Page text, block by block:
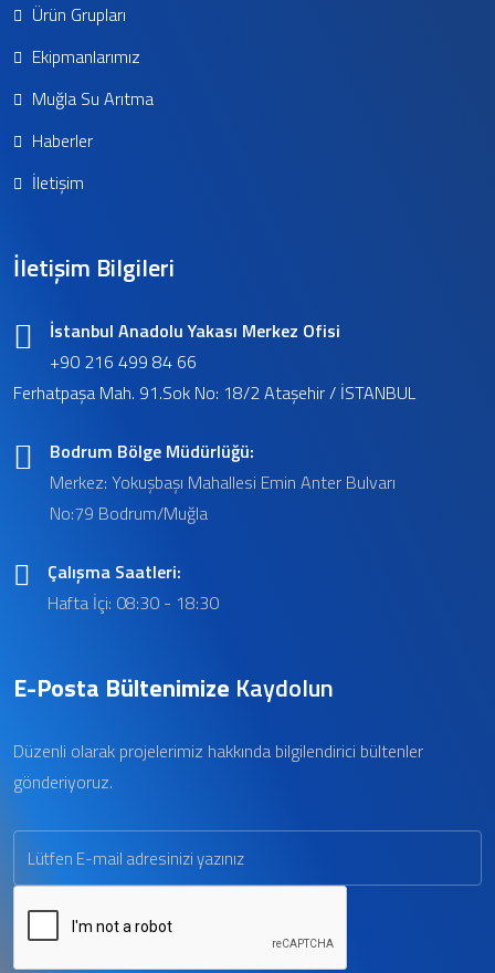
Ürün Grupları
Ekipmanlarımız
Muğla Su Arıtma
Haberler
İletişim
İletişim Bilgileri
İstanbul Anadolu Yakası Merkez Ofisi
+90 216 499 84 66
Ferhatpaşa Mah. 91.Sok No: 18/2 Ataşehir / İSTANBUL
Bodrum Bölge Müdürlüğü:
Merkez: Yokuşbaşı Mahallesi Emin Anter Bulvarı
No:79 Bodrum/Muğla
Çalışma Saatleri:
Hafta İçi: 08:30 - 18:30
E-Posta Bültenimize Kaydolun
Düzenli olarak projelerimiz hakkında bilgilendirici bültenler
gönderiyoruz.